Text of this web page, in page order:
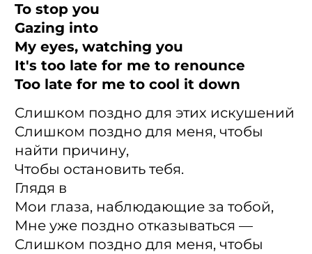
To stop you
Gazing into
My eyes, watching you
It's too late for me to renounce
Too late for me to cool it down
Слишком поздно для этих искушений
Слишком поздно для меня, чтобы
найти причину,
Чтобы остановить тебя.
Глядя в
Мои глаза, наблюдающие за тобой,
Мне уже поздно отказываться —
Слишком поздно для меня, чтобы